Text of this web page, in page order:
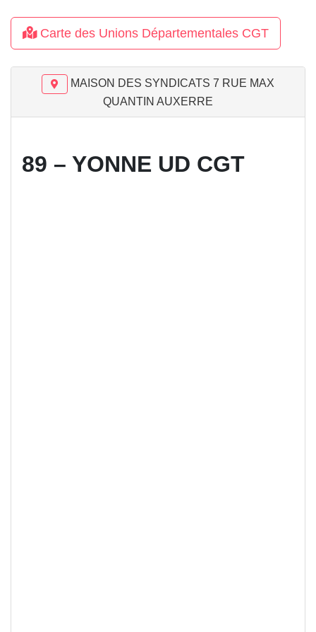
Carte des Unions Départementales CGT
MAISON DES SYNDICATS 7 RUE MAX
QUANTIN AUXERRE
89 – YONNE UD CGT